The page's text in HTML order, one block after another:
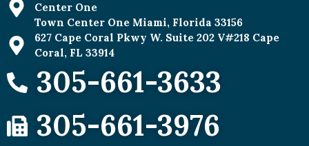
Center One
Town Center One Miami, Florida 33156
627 Cape Coral Pkwy W. Suite 202 V#218 Cape
Coral, FL 33914
305-661-3633
305-661-3976